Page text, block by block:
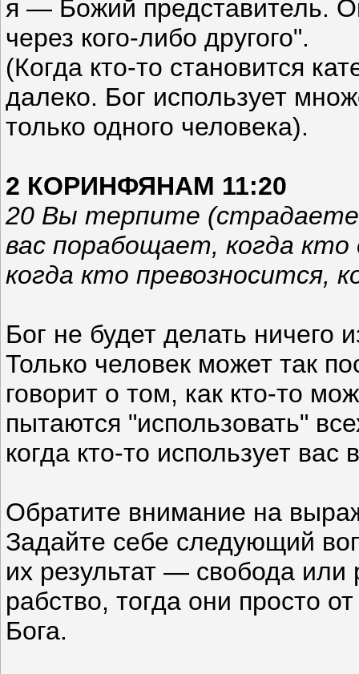
я — Божий представитель.
через кого-либо другого".
(Когда кто-то становится
далеко. Бог использует
только одного человека).
2 КОРИНФЯНАМ 11:20
20 Вы терпите
вас порабощает, когда
когда кто превозносится,
Бог не будет делать ничего
Только человек может так
говорит о том, как кто-то
пытаются "использовать"
когда кто-то использует
Обратите внимание на
Задайте себе следующий
их результат — свобода или
рабство, тогда они просто
Бога.